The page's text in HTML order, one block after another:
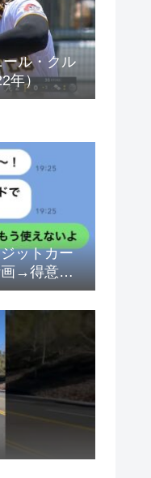
ル・クル
年）
ットカー
画→得意げ
から」と